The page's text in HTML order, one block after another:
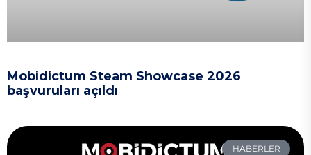
Mobidictum Steam Showcase 2026
başvuruları açıldı
HABERLER